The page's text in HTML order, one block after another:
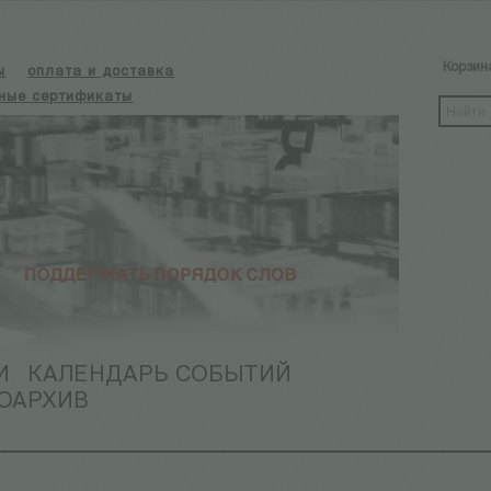
оплата и доставка
сертификаты
КАЛЕНДАРЬ СОБЫТИЙ